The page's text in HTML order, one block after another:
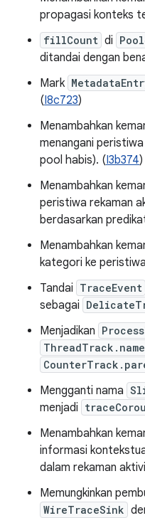
propagasi konteks
fillCount di
ditandai dengan
Mark
(I8c723)
Menambahkan
menangani
pool habis). (I3b374)
Menambahkan
peristiwa rekaman
berdasarkan
Menambahkan
kategori ke
Tandai TraceEvent
sebagai
Menjadikan
ThreadTrack.name
Mengganti nama
menjadi
Menambahkan
informasi
dalam rekaman
Memungkinkan
WireTraceSink